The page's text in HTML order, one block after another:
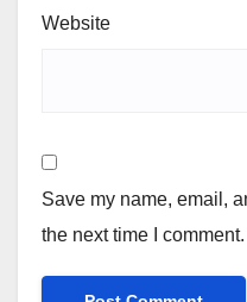
Website
Save my name, email,
the next time I comment.